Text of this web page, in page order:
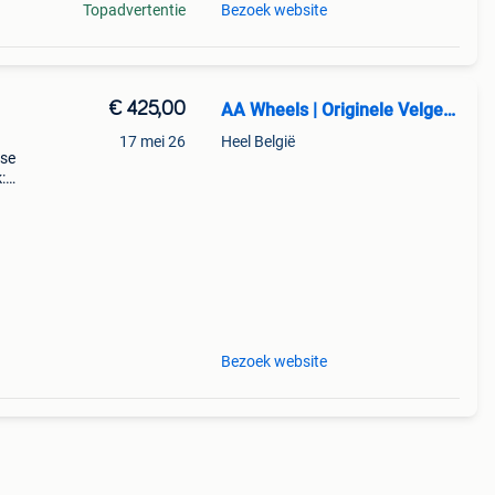
Topadvertentie Bezoek website
€ 425,00
17 mei 26
AA Wheels | Originele Velgen & Banden
Heel België
Bezoek website